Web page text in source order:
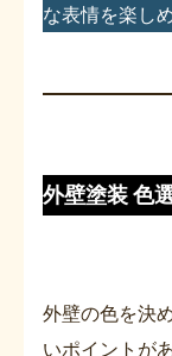
な表情を楽し
外壁塗装 色
外壁の色を決
いポイントが